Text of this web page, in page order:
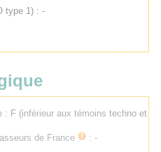
type 1) : -
: F (inférieur aux témoins techno et
de France
: -